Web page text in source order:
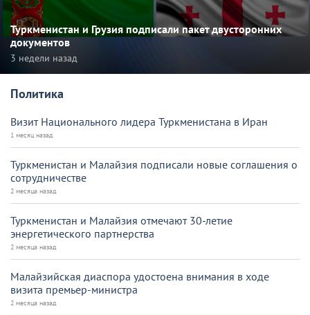
Туркменистан и Грузия подписали пакет двусторонних
документов
3 недели назад
Политика
Визит Национального лидера Туркменистана в Иран
1 месяц назад
Туркменистан и Малайзия подписали новые соглашения о
сотрудничестве
2 месяца назад
Туркменистан и Малайзия отмечают 30-летие
энергетического партнерства
2 месяца назад
Малайзийская диаспора удостоена внимания в ходе
визита премьер-министра
2 месяца назад